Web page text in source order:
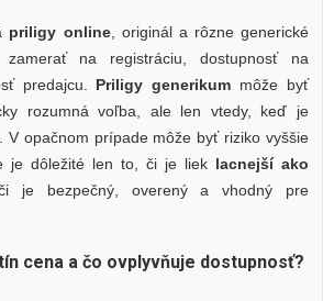
priligy online, originál a rôzne generické
na registráciu, dostupnosť na
predajcu. Priligy generikum môže byť
rozumná voľba, ale len vtedy, keď je
V opačnom prípade môže byť riziko vyššie
je dôležité len to, či je liek lacnejší ako
je bezpečný, overený a vhodný pre
cena a čo ovplyvňuje dostupnosť?